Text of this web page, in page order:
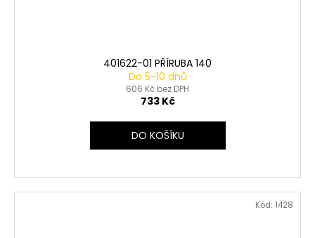
401622-01 PŘÍRUBA 140
Do 5-10 dnů
606 Kč bez DPH
733 Kč
DO KOŠÍKU
Kód: 1428